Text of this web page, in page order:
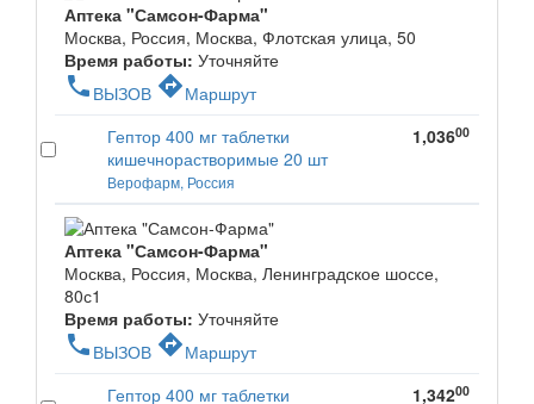
Аптека "Самсон-Фарма"
Москва, Россия, Москва, Флотская улица, 50
Время работы: Уточняйте
phone ВЫЗОВ directionsМаршрут
Гептор 400 мг таблетки
кишечнорастворимые 20 шт
Верофарм, Россия
1,03600
Аптека "Самсон-Фарма"
Москва, Россия, Москва, Ленинградское шоссе,
80с1
Время работы: Уточняйте
phone ВЫЗОВ directionsМаршрут
Гептор 400 мг таблетки
1,34200